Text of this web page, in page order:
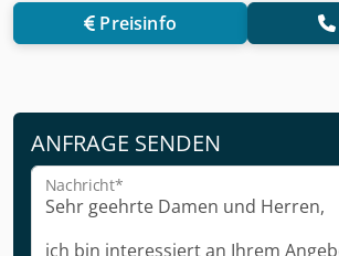
Preisinfo
ANFRAGE SENDEN
Nachricht*